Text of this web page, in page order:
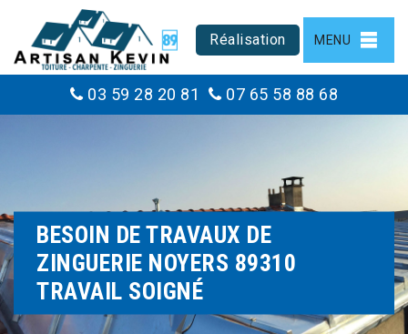
Réalisation MENU
03 59 28 20 81 07 65 58 88 68
BESOIN DE TRAVAUX DE
ZINGUERIE NOYERS 89310
TRAVAIL SOIGNÉ